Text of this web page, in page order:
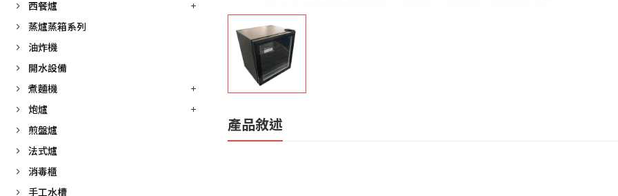
西餐爐
蒸爐蒸箱系列
油炸機
開水設備
煮麵機
炮爐
煎盤爐
法式爐
消毒櫃
手工水槽
產品敘述